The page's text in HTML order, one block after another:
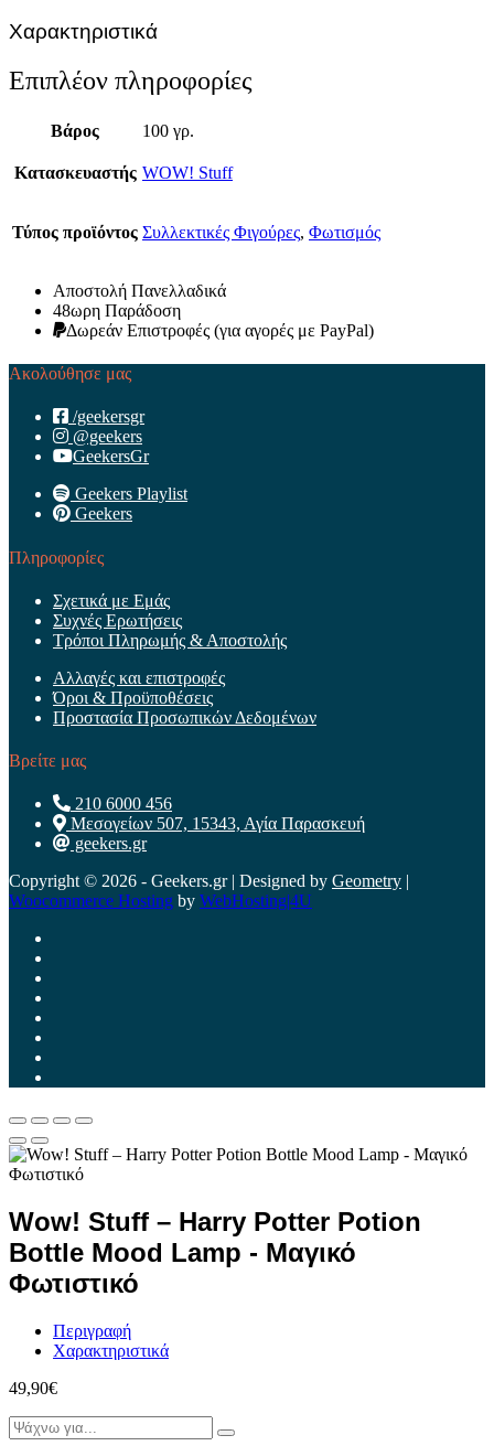
Χαρακτηριστικά
Επιπλέον πληροφορίες
Βάρος 100 γρ.
Κατασκευαστής WOW! Stuff
Τύπος προϊόντος Συλλεκτικές Φιγούρες, Φωτισμός
Αποστολή Πανελλαδικά
48ωρη Παράδοση
Δωρεάν Eπιστροφές (για αγορές με PayPal)
Ακολούθησε μας
/geekersgr
@geekers
GeekersGr
Geekers Playlist
Geekers
Πληροφορίες
Σχετικά με Εμάς
Συχνές Ερωτήσεις
Τρόποι Πληρωμής & Αποστολής
Αλλαγές και επιστροφές
Όροι & Προϋποθέσεις
Προστασία Προσωπικών Δεδομένων
Βρείτε μας
210 6000 456
Μεσογείων 507, 15343, Αγία Παρασκευή
geekers.gr
Copyright © 2026 - Geekers.gr | Designed by Geometry |
Woocommerce Hosting by WebHosting|4U
Wow! Stuff – Harry Potter Potion
Bottle Mood Lamp - Μαγικό
Φωτιστικό
Περιγραφή
Χαρακτηριστικά
49,90€